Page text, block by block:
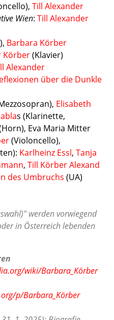
Till Alexander
Wien: Till Alexander
Barbara Körber
Körber(Klavier)
Alexander
über die Dunkle
Elisabeth
s (Klarinette,
Eva Maria Mitter
(Violoncello),
Karlheinz Essl, Tanja
, Till KörberAlexand
des Umbruchs (UA)
werden vorwiegend
in Österreich lebenden
wiki/Barbara_Körber
p/Barbara_Körber